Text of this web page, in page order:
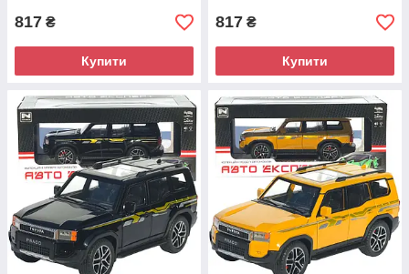
817 ₴
Купити
817 ₴
Купити